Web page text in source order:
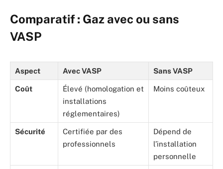
Comparatif : Gaz avec ou sans
VASP
Aspect Avec VASP Sans VASP
Coût
Élevé (homologation et
installations
réglementaires)
Moins coûteux
Sécurité
Certifiée par des
professionnels
Dépend de
l’installation
personnelle